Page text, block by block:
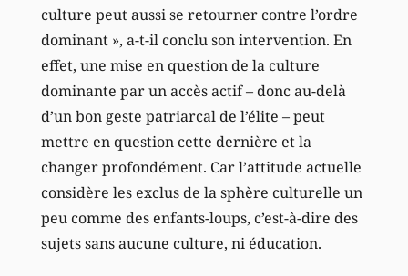
culture peut aussi se retourner contre l’ordre
dominant », a-t-il conclu son intervention. En
effet, une mise en question de la culture
dominante par un accès actif – donc au-delà
d’un bon geste patriarcal de l’élite – peut
mettre en question cette dernière et la
changer profondément. Car l’attitude actuelle
considère les exclus de la sphère culturelle un
peu comme des enfants-loups, c’est-à-dire des
sujets sans aucune culture, ni éducation.